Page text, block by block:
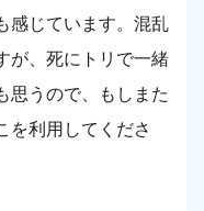
感じています。混乱
が、死にトリで一緒
思うので、もしまた
を利用してくださ